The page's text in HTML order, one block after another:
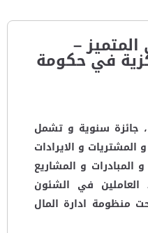
المتميز –
في حكومة
، جائزة سنوية و تشمل
المشتريات و الايرادات
المبادرات و المشاريع
العاملين في الشئون
منظومة ادارة المال